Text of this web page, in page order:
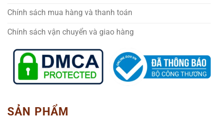
Chính sách mua hàng và thanh toán
Chính sách vận chuyển và giao hàng
SẢN PHẨM